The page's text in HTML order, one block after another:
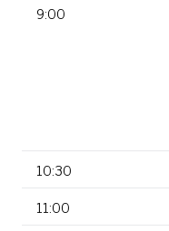
9:00
10:30
11:00